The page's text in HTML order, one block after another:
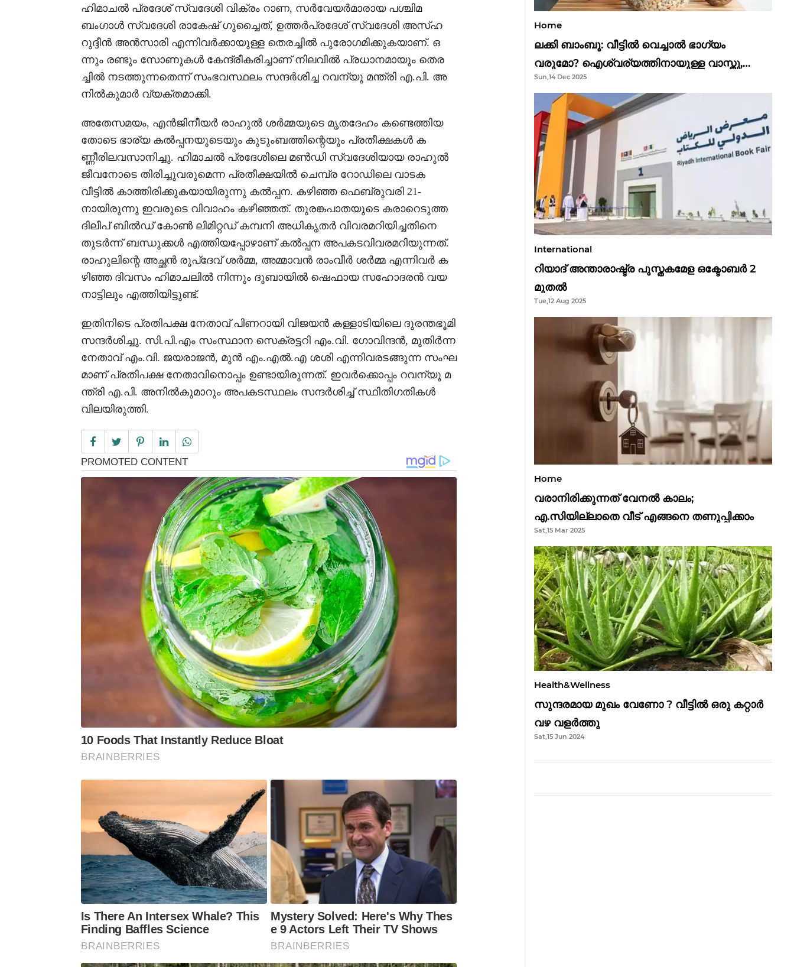
ഹിമാചൽ പ്രദേശ് സ്വദേശി വിക്രം റാണ, സർവേയർമാരായ പശ്ചിമ
ബംഗാൾ സ്വദേശി രാകേഷ് ഗുച്ചൈത്, ഉത്തർപ്രദേശ് സ്വദേശി അസ്ഹ
റുദ്ദീൻ അൻസാരി എന്നിവർക്കായുള്ള തെരച്ചിൽ പുരോഗമിക്കുകയാണ്. ഒ
ന്നും രണ്ടും സോണുകൾ കേന്ദ്രീകരിച്ചാണ് നിലവിൽ പ്രധാനമായും തെര
ച്ചിൽ നടത്തുന്നതെന്ന് സംഭവസ്ഥലം സന്ദർശിച്ച റവന്യൂ മന്ത്രി എ.പി. അ
നിൽകുമാർ വ്യക്തമാക്കി.
അതേസമയം, എൻജിനീയർ രാഹുൽ ശർമ്മയുടെ മൃതദേഹം കണ്ടെത്തിയ
തോടെ ഭാര്യ കൽപ്പനയുടെയും കുടുംബത്തിന്റെയും പ്രതീക്ഷകൾ ക
ണ്ണീരിലവസാനിച്ചു. ഹിമാചൽ പ്രദേശിലെ മൺഡി സ്വദേശിയായ രാഹുൽ
ജീവനോടെ തിരിച്ചുവരുമെന്ന പ്രതീക്ഷയിൽ ചെമ്പ്ര റോഡിലെ വാടക
വീട്ടിൽ കാത്തിരിക്കുകയായിരുന്നു കൽപ്പന. കഴിഞ്ഞ ഫെബ്രുവരി 21-
നായിരുന്നു ഇവരുടെ വിവാഹം കഴിഞ്ഞത്. തുരങ്കപാതയുടെ കരാറെടുത്ത
ദിലീപ് ബിൽഡ് കോൺ ലിമിറ്റഡ് കമ്പനി അധികൃതർ വിവരമറിയിച്ചതിനെ
തുടർന്ന് ബന്ധുക്കൾ എത്തിയപ്പോഴാണ് കൽപ്പന അപകടവിവരമറിയുന്നത്.
രാഹുലിന്റെ അച്ഛൻ രൂപ്ദേവ് ശർമ്മ, അമ്മാവൻ രാംവീർ ശർമ്മ എന്നിവർ ക
ഴിഞ്ഞ ദിവസം ഹിമാചലിൽ നിന്നും ദുബായിൽ ഷെഫായ സഹോദരൻ വയ
നാട്ടിലും എത്തിയിട്ടുണ്ട്.
ഇതിനിടെ പ്രതിപക്ഷ നേതാവ് പിണറായി വിജയൻ കള്ളാടിയിലെ ദുരന്തഭൂമി
സന്ദർശിച്ചു. സി.പി.എം സംസ്ഥാന സെക്രട്ടറി എം.വി. ഗോവിന്ദൻ, മുതിർന്ന
നേതാവ് എം.വി. ജയരാജൻ, മുൻ എം.എൽ.എ ശശി എന്നിവരടങ്ങുന്ന സംഘ
മാണ് പ്രതിപക്ഷ നേതാവിനൊപ്പം ഉണ്ടായിരുന്നത്. ഇവർക്കൊപ്പം റവന്യൂ മ
ന്ത്രി എ.പി. അനിൽകുമാറും അപകടസ്ഥലം സന്ദർശിച്ച് സ്ഥിതിഗതികൾ
വിലയിരുത്തി.
Home
ലക്കി ബാംബൂ: വീട്ടിൽ വെച്ചാൽ ഭാഗ്യം
വരുമോ? ഐശ്വര്യത്തിനായുള്ള വാസ്തു,
ഫെങ് ഷൂയി വിശ്വാസങ്ങൾ
Sun,14 Dec 2025
International
റിയാദ് അന്താരാഷ്ട്ര പുസ്തകമേള ഒക്ടോബർ 2
മുതൽ
Tue,12 Aug 2025
Home
വരാനിരിക്കുന്നത് വേനൽ കാലം;
എ.സിയില്ലാതെ വീട് എങ്ങനെ തണുപ്പിക്കാം
Sat,15 Mar 2025
Health&Wellness
സുന്ദരമായ മുഖം വേണോ ? വീട്ടിൽ ഒരു കറ്റാർ
വഴ വളർത്തു
Sat,15 Jun 2024